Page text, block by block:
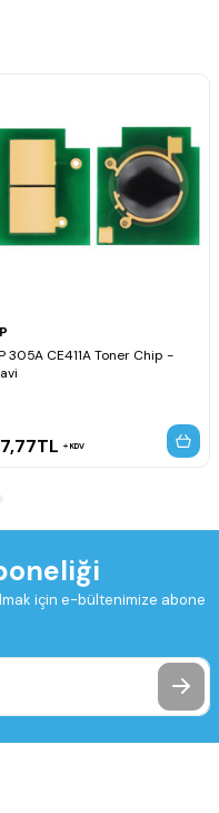
305A CE411A Toner Chip -
TL KDV
için e-bültenimize abone